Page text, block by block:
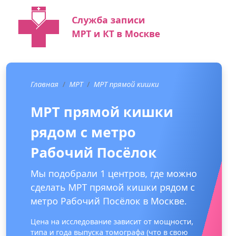
Служба записи
МРТ и КТ в Москве
Главная МРТ МРТ прямой кишки
МРТ прямой кишки
рядом с метро
Рабочий Посёлок
Мы подобрали 1 центров, где можно
сделать МРТ прямой кишки рядом с
метро Рабочий Посёлок в Москве.
Цена на исследование зависит от мощности,
типа и года выпуска томографа (что в свою